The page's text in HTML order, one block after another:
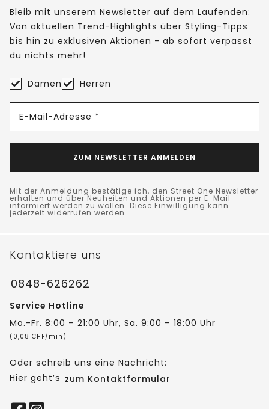
Bleib mit unserem Newsletter auf dem Laufenden:
Von aktuellen Trend-Highlights über Styling-Tipps
bis hin zu exklusiven Aktionen - ab sofort verpasst
du nichts mehr!
Damen Herren
E-Mail-Adresse *
ZUM NEWSLETTER ANMELDEN
Mit der Anmeldung bestätige ich, den Street One Newsletter
erhalten und über Neuheiten und Aktionen per E-Mail
informiert werden zu wollen. Diese Einwilligung kann
jederzeit widerrufen werden.
Kontaktiere uns
0848-626262
Service Hotline
Mo.-Fr. 8:00 – 21:00 Uhr, Sa. 9:00 – 18:00 Uhr
(0,08 CHF/min)
Oder schreib uns eine Nachricht:
Hier geht’s zum Kontaktformular